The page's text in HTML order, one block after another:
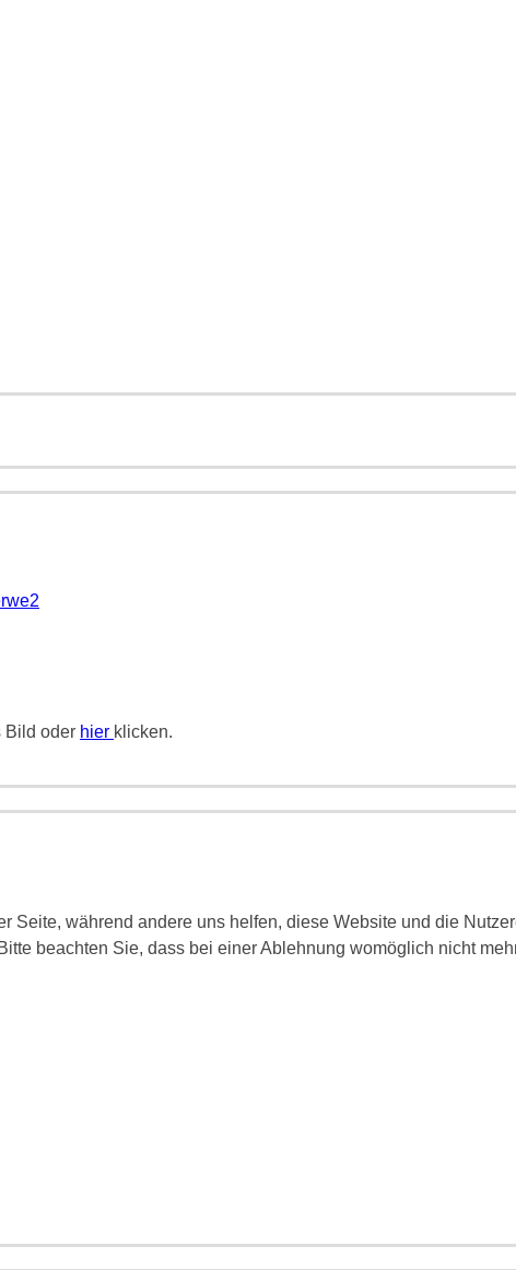
Bild oder hier klicken.
während andere uns helfen, diese Website und die
beachten Sie, dass bei einer Ablehnung womöglich nicht